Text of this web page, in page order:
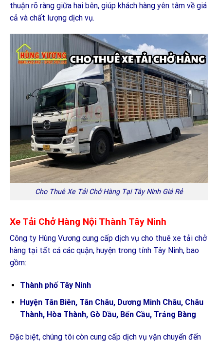
thuận rõ ràng giữa hai bên, giúp khách hàng yên tâm về giá
cả và chất lượng dịch vụ.
Cho Thuê Xe Tải Chở Hàng Tại Tây Ninh Giá Rẻ
Xe Tải Chở Hàng Nội Thành Tây Ninh
Công ty Hùng Vương cung cấp dịch vụ cho thuê xe tải chở
hàng tại tất cả các quận, huyện trong tỉnh Tây Ninh, bao
gồm:
Thành phố Tây Ninh
Huyện Tân Biên, Tân Châu, Dương Minh Châu, Châu
Thành, Hòa Thành, Gò Dầu, Bến Cầu, Trảng Bàng
Đặc biệt, chúng tôi còn cung cấp dịch vụ vận chuyển đến